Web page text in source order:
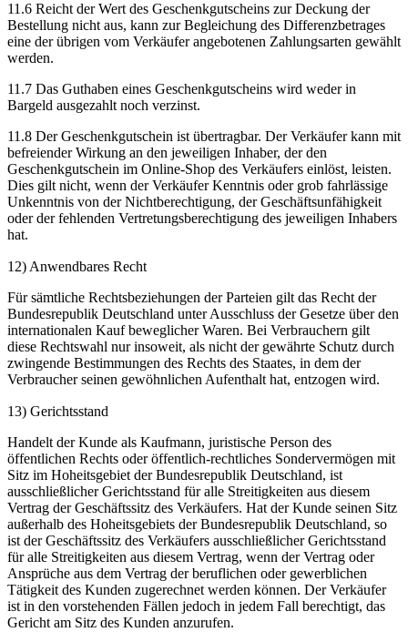
11.6 Reicht der Wert des Geschenkgutscheins zur Deckung der
Bestellung nicht aus, kann zur Begleichung des Differenzbetrages
eine der übrigen vom Verkäufer angebotenen Zahlungsarten gewählt
werden.
11.7 Das Guthaben eines Geschenkgutscheins wird weder in
Bargeld ausgezahlt noch verzinst.
11.8 Der Geschenkgutschein ist übertragbar. Der Verkäufer kann mit
befreiender Wirkung an den jeweiligen Inhaber, der den
Geschenkgutschein im Online-Shop des Verkäufers einlöst, leisten.
Dies gilt nicht, wenn der Verkäufer Kenntnis oder grob fahrlässige
Unkenntnis von der Nichtberechtigung, der Geschäftsunfähigkeit
oder der fehlenden Vertretungsberechtigung des jeweiligen Inhabers
hat.
12) Anwendbares Recht
Für sämtliche Rechtsbeziehungen der Parteien gilt das Recht der
Bundesrepublik Deutschland unter Ausschluss der Gesetze über den
internationalen Kauf beweglicher Waren. Bei Verbrauchern gilt
diese Rechtswahl nur insoweit, als nicht der gewährte Schutz durch
zwingende Bestimmungen des Rechts des Staates, in dem der
Verbraucher seinen gewöhnlichen Aufenthalt hat, entzogen wird.
13) Gerichtsstand
Handelt der Kunde als Kaufmann, juristische Person des
öffentlichen Rechts oder öffentlich-rechtliches Sondervermögen mit
Sitz im Hoheitsgebiet der Bundesrepublik Deutschland, ist
ausschließlicher Gerichtsstand für alle Streitigkeiten aus diesem
Vertrag der Geschäftssitz des Verkäufers. Hat der Kunde seinen Sitz
außerhalb des Hoheitsgebiets der Bundesrepublik Deutschland, so
ist der Geschäftssitz des Verkäufers ausschließlicher Gerichtsstand
für alle Streitigkeiten aus diesem Vertrag, wenn der Vertrag oder
Ansprüche aus dem Vertrag der beruflichen oder gewerblichen
Tätigkeit des Kunden zugerechnet werden können. Der Verkäufer
ist in den vorstehenden Fällen jedoch in jedem Fall berechtigt, das
Gericht am Sitz des Kunden anzurufen.